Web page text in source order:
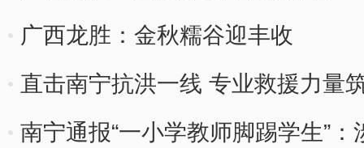
广西龙胜：金秋糯谷迎丰收
直击南宁抗洪一线 专业救援力量
南宁通报“一小学教师脚踢学生”